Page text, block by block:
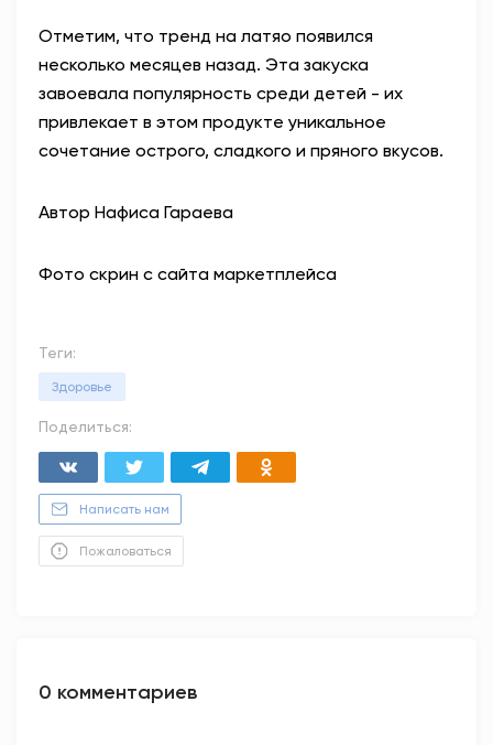
Отметим, что тренд на латяо появился
несколько месяцев назад. Эта закуска
завоевала популярность среди детей - их
привлекает в этом продукте уникальное
сочетание острого, сладкого и пряного вкусов.
Автор Нафиса Гараева
Фото скрин с сайта маркетплейса
Теги:
Здоровье
Поделиться:
Написать нам
Пожаловаться
0 комментариев